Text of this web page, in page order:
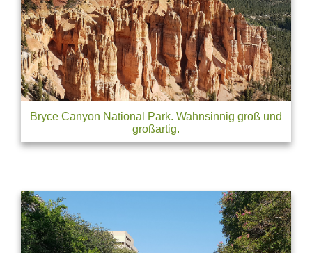
Bryce Canyon National Park. Wahnsinnig groß und
großartig.